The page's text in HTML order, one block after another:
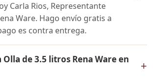
Carla Rios, Representante
Ware. Hago envío gratis a
es contra entrega.
Olla de 3.5 litros Rena Ware en
+